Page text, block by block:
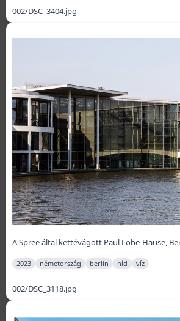
002/DSC_3404.jpg
A Spree által kettévágott Paul Löbe-Hause,
2023 németország berlin híd víz
002/DSC_3118.jpg